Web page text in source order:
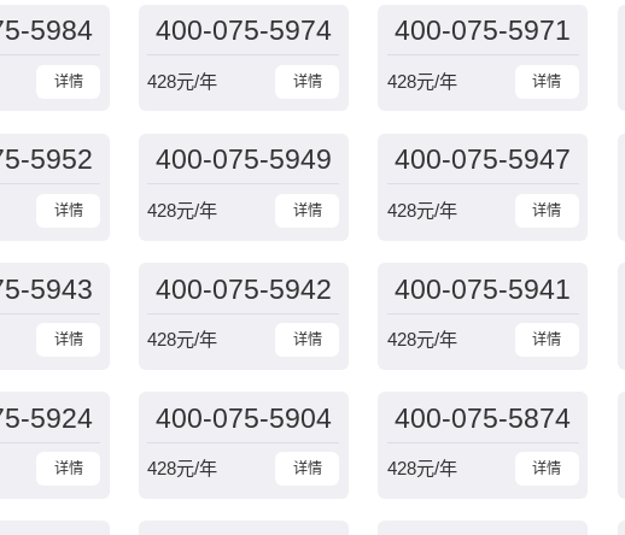
5984
详情
400-075-5974
详情
428元/年
400-075-5971
详情
428元/年
5952
详情
400-075-5949
详情
428元/年
400-075-5947
详情
428元/年
5943
详情
400-075-5942
详情
428元/年
400-075-5941
详情
428元/年
5924
详情
400-075-5904
详情
428元/年
400-075-5874
详情
428元/年